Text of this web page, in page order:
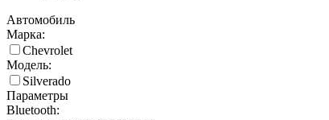
Автомобиль
Марка:
Chevrolet
Модель:
Silverado
Параметры
Bluetooth: